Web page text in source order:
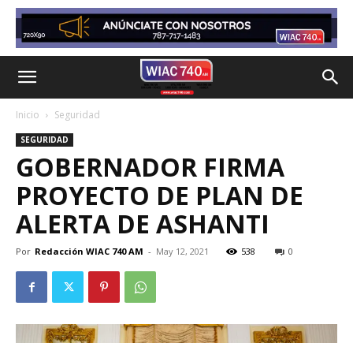
Inicio Seguridad
SEGURIDAD
GOBERNADOR FIRMA
PROYECTO DE PLAN DE
ALERTA DE ASHANTI
Por Redacción WIAC 740 AM - May 12, 2021 538 0